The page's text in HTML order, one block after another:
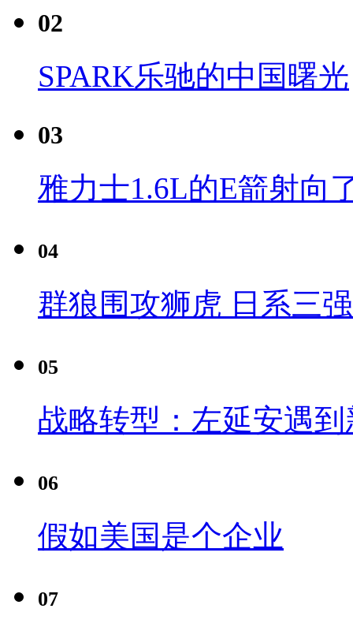
02
SPARK乐驰的中国曙光
03
雅力士1.6L的E箭射向
04
群狼围攻狮虎 日系三
05
战略转型：左延安遇
06
假如美国是个企业
07